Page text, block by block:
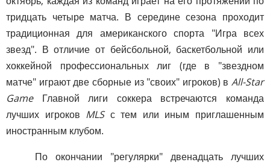
тридцать четыре матча. В середине сезона проходит
традиционная для американского спорта "Игра всех
звезд". В отличие от бейсбольной, баскетбольной или
хоккейной профессиональных лиг (где в "звездном
матче" играют две сборные из "своих" игроков) в All-Star
GameГлавной лиги соккера встречаются команда
лучших игроков MLSс тем или иным приглашенным
иностранным клубом.
По окончании "регулярки" двенадцать лучших